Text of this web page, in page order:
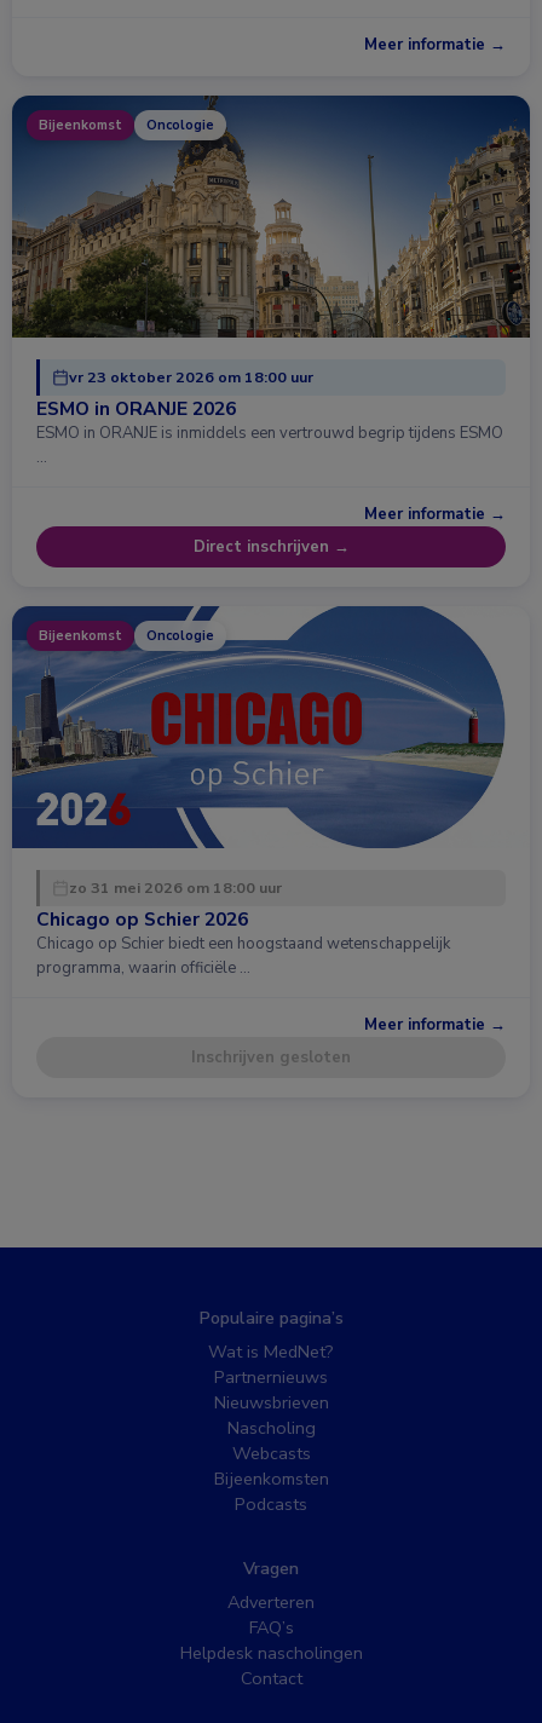
Meer informatie →
Bijeenkomst Oncologie
vr 23 oktober 2026 om 18:00 uur
ESMO in ORANJE 2026
ESMO in ORANJE is inmiddels een vertrouwd begrip tijdens ESMO
…
Meer informatie →
Direct inschrijven →
Bijeenkomst Oncologie
zo 31 mei 2026 om 18:00 uur
Chicago op Schier 2026
Chicago op Schier biedt een hoogstaand wetenschappelijk
programma, waarin officiële …
Meer informatie →
Inschrijven gesloten
Populaire pagina’s
Wat is MedNet?
Partnernieuws
Nieuwsbrieven
Nascholing
Webcasts
Bijeenkomsten
Podcasts
Vragen
Adverteren
FAQ’s
Helpdesk nascholingen
Contact